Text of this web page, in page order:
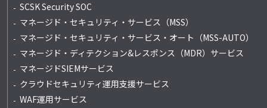
SCSK Security SOC
マネージド・セキュリティ・サービス（MSS）
マネージド・セキュリティ・サービス・オート （MSS-AUTO）
マネージド・ディテクション&レスポンス （MDR）サービス
マネージドSIEMサービス
クラウドセキュリティ運用支援サービス
WAF運用サービス